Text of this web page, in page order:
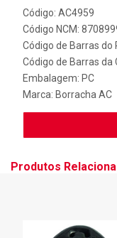
Código: AC4959
Código NCM:
Código de Barras
Código de Barras da
Embalagem: PC
Marca: Borracha AC
Produtos